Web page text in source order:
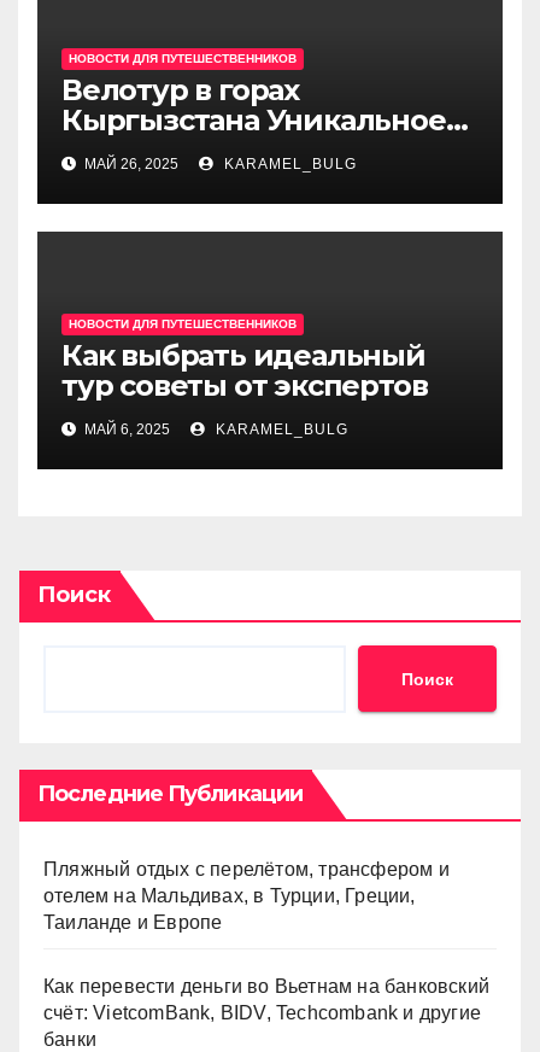
НОВОСТИ ДЛЯ ПУТЕШЕСТВЕННИКОВ
Велотур в горах
Кыргызстана Уникальное
приключение на двух
колесах
МАЙ 26, 2025 KARAMEL_BULG
НОВОСТИ ДЛЯ ПУТЕШЕСТВЕННИКОВ
Как выбрать идеальный
тур советы от экспертов
МАЙ 6, 2025 KARAMEL_BULG
Поиск
Поиск
Последние Публикации
Пляжный отдых с перелётом, трансфером и
отелем на Мальдивах, в Турции, Греции,
Таиланде и Европе
Как перевести деньги во Вьетнам на банковский
счёт: VietcomBank, BIDV, Techcombank и другие
банки